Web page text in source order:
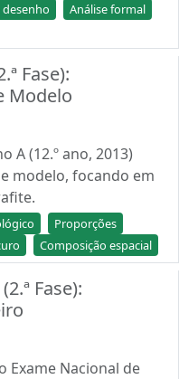
desenho
Análise formal
Fase):
Modelo
A (12.º ano, 2013)
modelo, focando em
Proporções
Composição espacial
Fase):
Exame Nacional de